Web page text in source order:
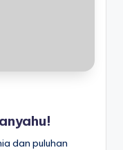
dan puluhan